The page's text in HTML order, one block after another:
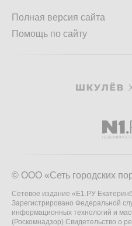
Полная версия сайта
Помощь по сайту
© ООО «Сеть городских
Сетевое издание «Е1.РУ
Зарегистрировано Федеральной
информационных технологий и
(Роскомнадзор) Свидетельство о